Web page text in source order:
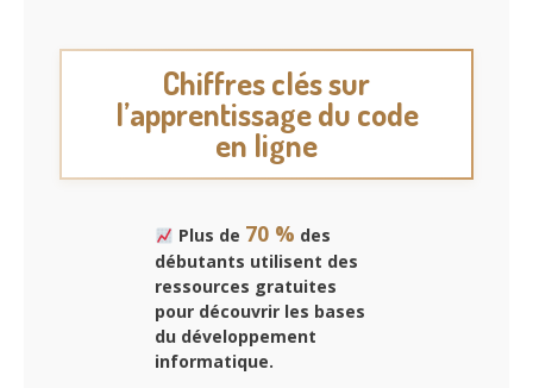
Chiffres clés sur
l’apprentissage du code
en ligne
Plus de 70 % des
débutants utilisent des
ressources gratuites
pour découvrir les bases
du développement
informatique.